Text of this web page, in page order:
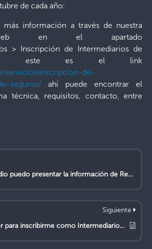
de cada año:
más información a través de nuestra
en el apartado
> Inscripción de Intermediarios de
y este es el link
servicios/inscripcion-de-
seguros/ ahí puede encontrar el
técnica, requisitos, contacto, entre
presentar la información de Registro de Peritos Valuadores?
Siguiente
¿Qué debo hacer para inscribirme como Intermediario de Seguros?